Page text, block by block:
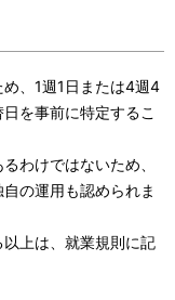
、1週1日または4週4
を事前に特定するこ
わけではないため、
の運用も認められま
上は、就業規則に記